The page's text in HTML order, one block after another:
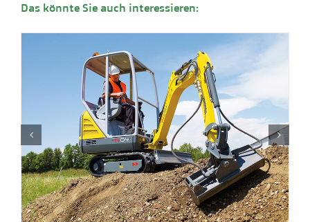
Das könnte Sie auch interessieren: